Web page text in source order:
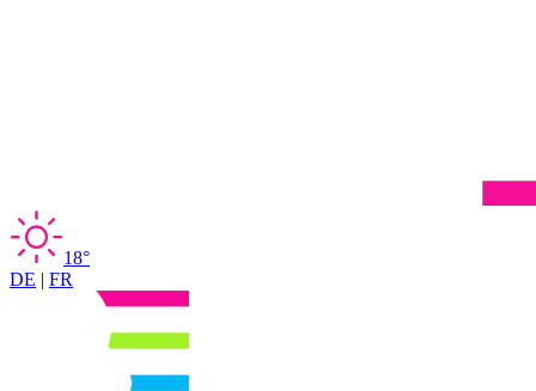
18°
DE | FR